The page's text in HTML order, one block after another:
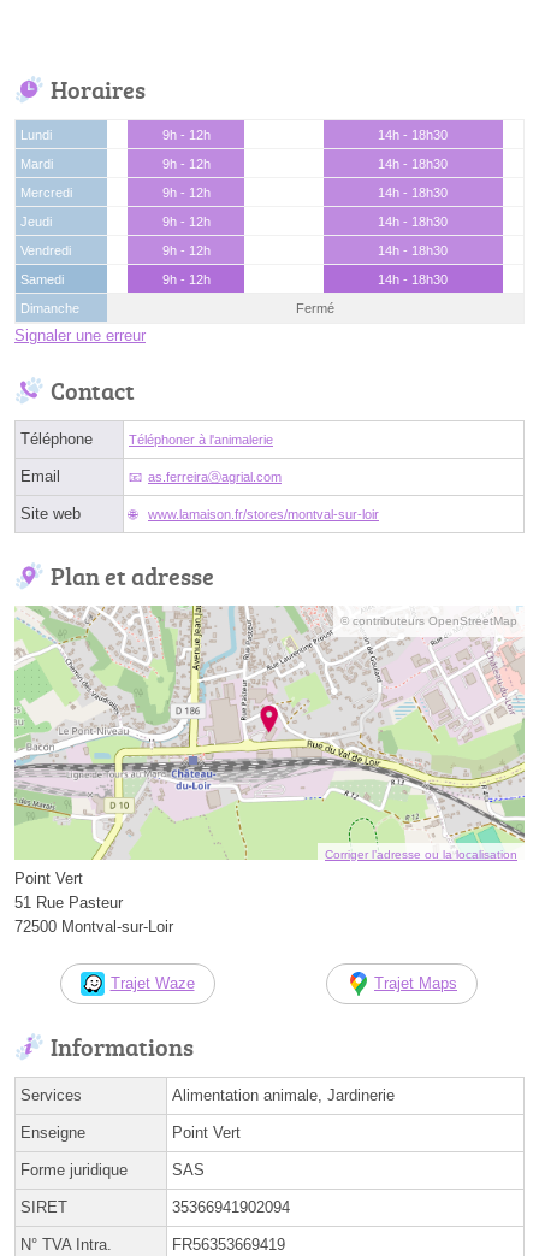
Horaires
Lundi 9h - 12h
14h - 18h30
Mardi
9h - 12h
14h - 18h30
Mercredi
9h - 12h
14h - 18h30
Jeudi
9h - 12h
14h - 18h30
Vendredi
9h - 12h
14h - 18h30
Samedi
9h - 12h
14h - 18h30
Dimanche
Fermé
Signaler une erreur
Contact
Téléphone Téléphoner à l'animalerie
Email as.ferreiraⓐagrial.com
Site web www.lamaison.fr/stores/montval-sur-loir
Plan et adresse
© contributeurs OpenStreetMap
Corriger l’adresse ou la localisation
Point Vert
51 Rue Pasteur
72500 Montval-sur-Loir
Trajet Waze Trajet Maps
Informations
Services Alimentation animale, Jardinerie
Enseigne Point Vert
Forme juridique SAS
SIRET 35366941902094
N° TVA Intra. FR56353669419